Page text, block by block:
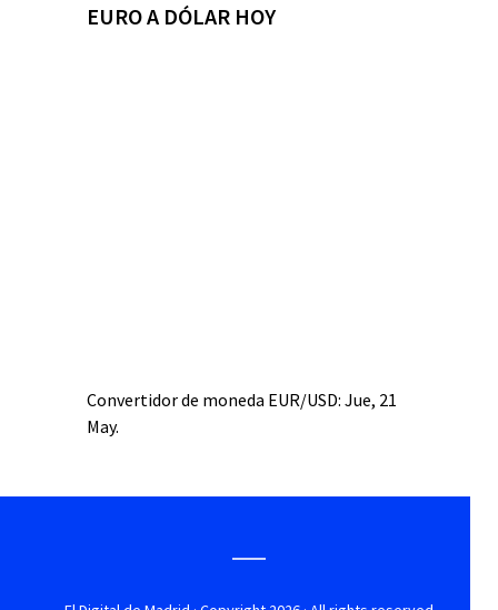
EURO A DÓLAR HOY
Convertidor de moneda EUR/USD: Jue, 21
May.